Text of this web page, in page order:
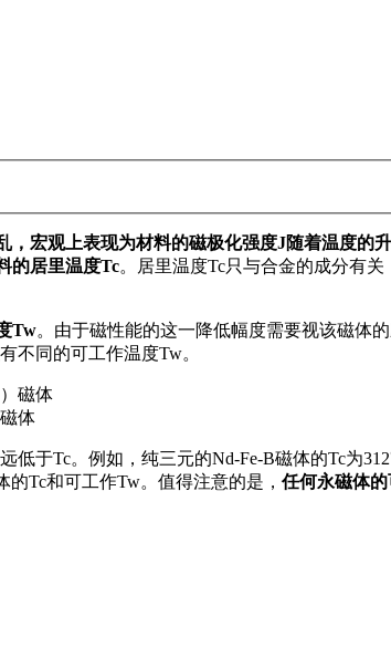
宏观上表现为材料的磁极化强度J随着温度的
的居里温度Tc。居里温度Tc只与合金的成分有
Tw。由于磁性能的这一降低幅度需要视该磁体
不同的可工作温度Tw。
体
于Tc。例如，纯三元的Nd-Fe-B磁体的Tc为
Tc和可工作Tw。值得注意的是， 任何永磁体